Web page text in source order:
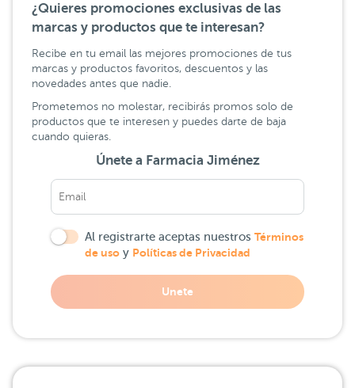
¿Quieres promociones exclusivas de las
marcas y productos que te interesan?
Recibe en tu email las mejores promociones de tus
marcas y productos favoritos, descuentos y las
novedades antes que nadie.
Prometemos no molestar, recibirás promos solo de
productos que te interesen y puedes darte de baja
cuando quieras.
Únete a Farmacia Jiménez
Al registrarte aceptas nuestros Términos
de uso y Políticas de Privacidad
Unete